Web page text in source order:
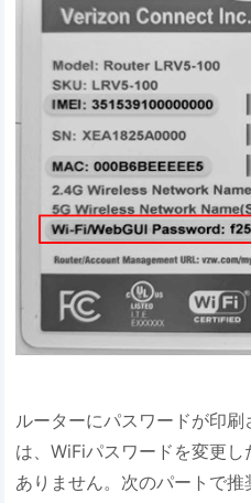
ルーターにパスワードが印
は、WiFiパスワードを変更
ありません。次のパートで